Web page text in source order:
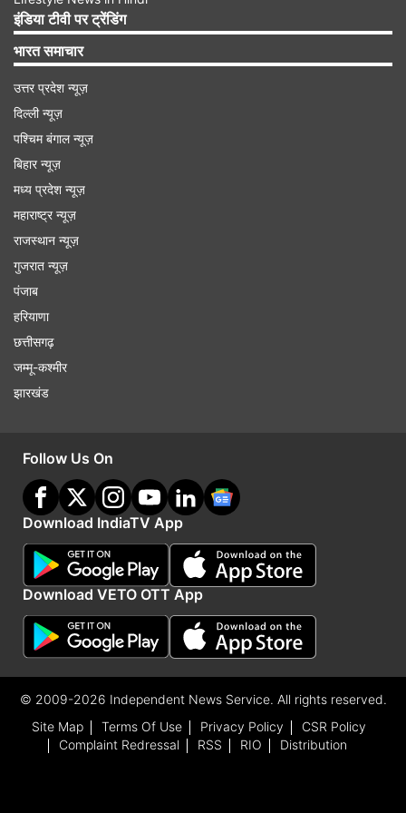
FFICJGW9NKYT
FFCO8BS5JW2D
FFAC2YXE6RF2
FF9MJ31CXKRG
VNY3MQWNKEGU
U8S47JGJH5MG
FFIC33NTEUKA
ZZATXB24QES8
इस तरह रिडीम करें कोड (How to Redeem Free
Fire Codes)
फ्री फायर के रिडीम कोड्स को यूज करने के लिए कोड
रिडीम्पशन वेबसाइट
https://reward.ff.garena.com/) पर जाएं।
इंडिया टीवी पर ट्रेंडिंग
भारत समाचार
उत्तर प्रदेश न्यूज़
दिल्ली न्यूज़
पश्चिम बंगाल न्यूज़
बिहार न्यूज़
मध्य प्रदेश न्यूज़
महाराष्ट्र न्यूज़
राजस्थान न्यूज़
गुजरात न्यूज़
पंजाब
हरियाणा
छत्तीसगढ़
जम्मू-कश्मीर
झारखंड
Follow Us On
Download IndiaTV App
Download VETO OTT App
© 2009-2026 Independent News Service. All rights reserved.
Site Map
Terms Of Use Privacy Policy
CSR Policy
Complaint Redressal
RSS RIO Distribution